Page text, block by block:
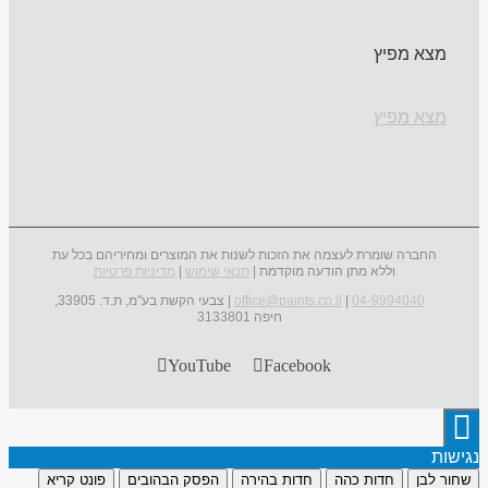
מצא מפיץ
מצא מפיץ
החברה שומרת לעצמה את הזכות לשנות את המוצרים ומחיריהם בכל עת
וללא מתן הודעה מוקדמת | תנאי שימוש
מדיניות פרטיות
04-9994040
office@paints.co.il
| צבעי הקשת בע"מ, ת.ד. 33905,
חיפה 3133801
Facebook
YouTube
נגישות
שחור לבן חדות כהה חדות בהירה הפסק הבהובים פונט קריא